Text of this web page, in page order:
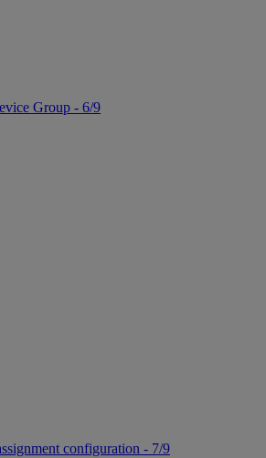
Group - 6/9
configuration - 7/9